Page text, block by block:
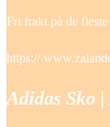
Fri frakt på de
https://
Adidas Sko